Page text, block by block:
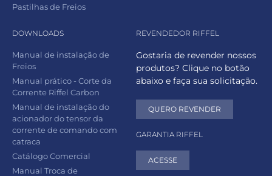
Pastilhas de Freios
DOWNLOADS
Manual de instalação de
Freios
Manual prático - Corte da
Corrente Riffel Carbon
Manual de instalação do
acionador do tensor da
corrente de comando com
catraca
Catálogo Comercial
Manual Troca de
REVENDEDOR RIFFEL
Gostaria de revender nossos
produtos? Clique no botão
abaixo e faça sua solicitação.
QUERO REVENDER
GARANTIA RIFFEL
ACESSE